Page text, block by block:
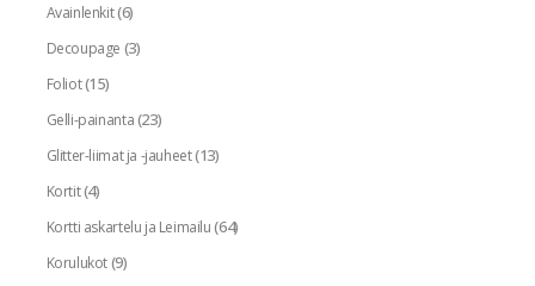
Avainlenkit(6)
Decoupage (3)
Foliot(15)
Gelli-painanta(23)
Glitter-liimat ja -jauheet(13)
Kortit(4)
Kortti askartelu ja Leimailu(64)
Korulukot(9)